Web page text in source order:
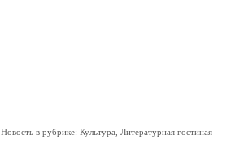
Новость в рубрике: Культура Литературная гостиная